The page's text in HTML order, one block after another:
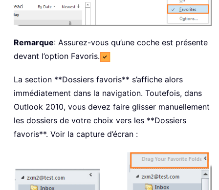
Remarque: Assurez-vous qu’une coche est présente
devant l’option Favoris.
La section **Dossiers favoris** s’affiche alors
immédiatement dans la navigation. Toutefois, dans
Outlook 2010, vous devez faire glisser manuellement
les dossiers de votre choix vers les **Dossiers
favoris**. Voir la capture d’écran :